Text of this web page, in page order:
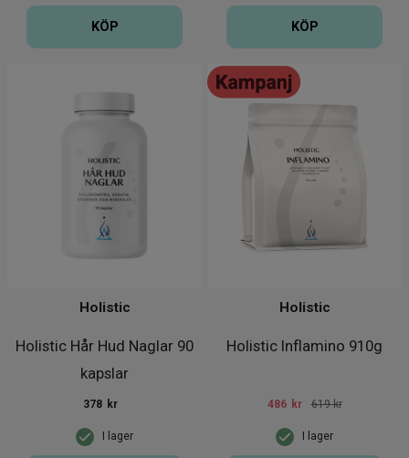
KÖP KÖP
Holistic Hår Hud Naglar 90
kapslar
Holistic
I lager
378 kr
Holistic Inflamino 910g
Holistic
I lager
486 kr 619 kr